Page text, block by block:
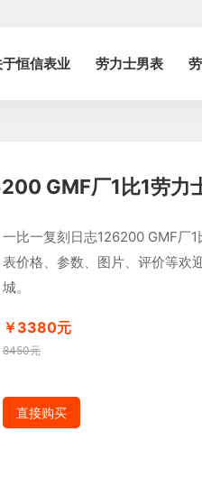
于恒信表业 劳力士男表
GMF厂1比1劳
一比一复刻日志126200 GMF厂
表价格、参数、图片、评价等欢
城。
￥3380元
8450元
直接购买